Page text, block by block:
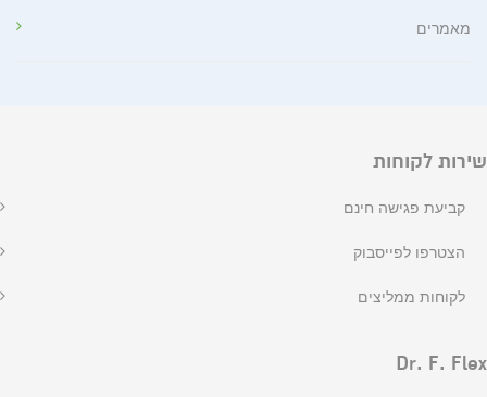
מאמרים
שירות לקוחות
קביעת פגישה חינם
הצטרפו לפייסבוק
לקוחות ממליצים
Dr. F. Flex